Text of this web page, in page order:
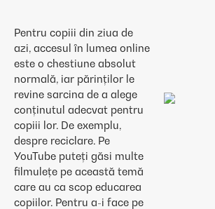
Pentru copiii din ziua de
azi, accesul în lumea online
este o chestiune absolut
normală, iar părinților le
revine sarcina de a alege
conținutul adecvat pentru
copiii lor. De exemplu,
despre reciclare. Pe
YouTube puteți găsi multe
filmulețe pe această temă
care au ca scop educarea
copiilor. Pentru a-i face pe